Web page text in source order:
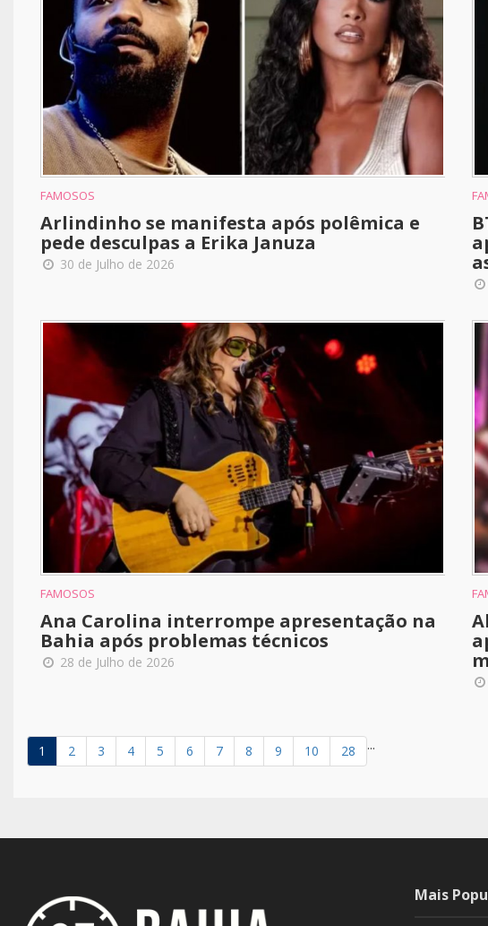
FAMOSOS
Arlindinho se manifesta após polêmica e
pede desculpas a Erika Januza
30 de Julho de 2026
FAMOSOS
Ana Carolina interrompe apresentação na
Bahia após problemas técnicos
28 de Julho de 2026
1 2 3 4 5 6 7 8 9 10 ...
28
Mais